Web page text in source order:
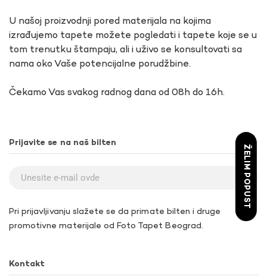
U našoj proizvodnji pored materijala na kojima
izrađujemo tapete možete pogledati i tapete koje se u
tom trenutku štampaju, ali i uživo se konsultovati sa
nama oko Vaše potencijalne porudžbine.
Čekamo Vas svakog radnog dana od 08h do 16h.
Prijavite se na naš bilten
Pri prijavljivanju slažete se da primate bilten i druge
promotivne materijale od Foto Tapet Beograd.
Kontakt
ŽELIM POPUST